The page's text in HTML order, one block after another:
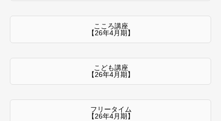
こころ講座
【26年4月期】
こども講座
【26年4月期】
フリータイム
【26年4月期】